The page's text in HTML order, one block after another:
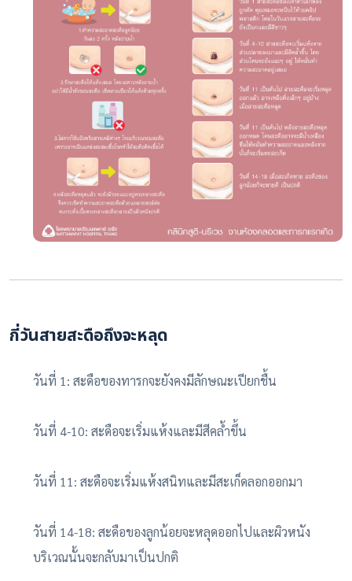
กี่วันสายสะดือถึงจะหลุด
วันที่ 1: สะดือของทารกจะยังคงมีลักษณะเปียกชื้น
วันที่ 4-10: สะดือจะเริ่มแห้งและมีสีคล้ำขึ้น
วันที่ 11: สะดือจะเริ่มแห้งสนิทและมีสะเก็ดลอกออกมา
วันที่ 14-18: สะดือของลูกน้อยจะหลุดออกไปและผิวหนัง
บริเวณนั้นจะกลับมาเป็นปกติ